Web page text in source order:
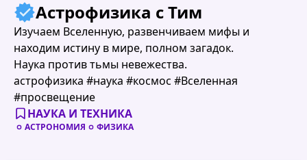
Астрофизика с Тим
Изучаем Вселенную, развенчиваем мифы и
находим истину в мире, полном загадок.
Наука против тьмы невежества.
астрофизика #наука #космос #Вселенная
#просвещение
НАУКА И ТЕХНИКА
АСТРОНОМИЯ ФИЗИКА